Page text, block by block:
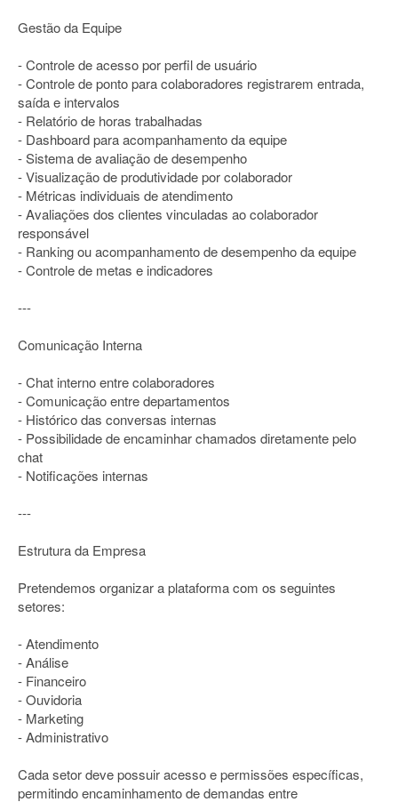
Gestão da Equipe
- Controle de acesso por perfil de usuário
- Controle de ponto para colaboradores registrarem entrada,
saída e intervalos
- Relatório de horas trabalhadas
- Dashboard para acompanhamento da equipe
- Sistema de avaliação de desempenho
- Visualização de produtividade por colaborador
- Métricas individuais de atendimento
- Avaliações dos clientes vinculadas ao colaborador
responsável
- Ranking ou acompanhamento de desempenho da equipe
- Controle de metas e indicadores
---
Comunicação Interna
- Chat interno entre colaboradores
- Comunicação entre departamentos
- Histórico das conversas internas
- Possibilidade de encaminhar chamados diretamente pelo
chat
- Notificações internas
---
Estrutura da Empresa
Pretendemos organizar a plataforma com os seguintes
setores:
- Atendimento
- Análise
- Financeiro
- Ouvidoria
- Marketing
- Administrativo
Cada setor deve possuir acesso e permissões específicas,
permitindo encaminhamento de demandas entre